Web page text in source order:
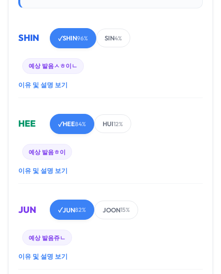
SHIN ✓SHIN96% SIN4%
예상 발음ㅅㅎ이ㄴ
이유 및 설명 보기
HEE ✓HEE84% HUI12%
예상 발음ㅎ이
이유 및 설명 보기
JUN ✓JUN82% JOON15%
예상 발음쥬ㄴ
이유 및 설명 보기